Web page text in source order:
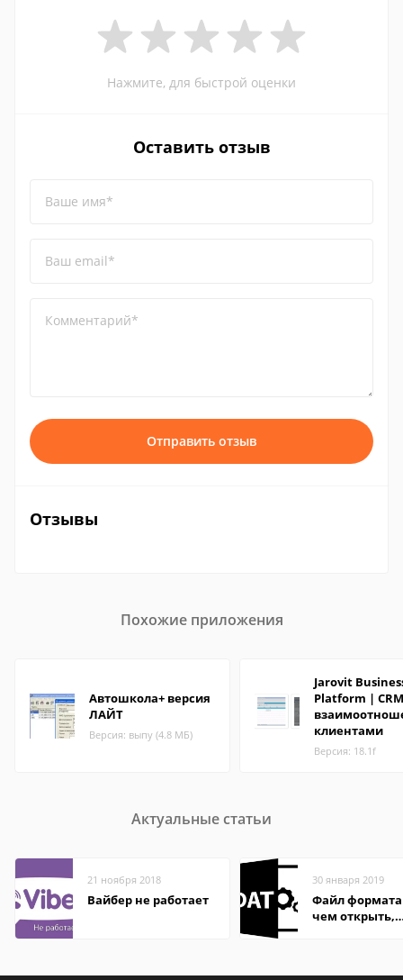
Нажмите, для быстрой оценки
Оставить отзыв
Ваше имя*
Ваш email*
Комментарий*
Отправить отзыв
Отзывы
Похожие приложения
Автошкола+ версия
ЛАЙТ
Версия: выпу (4.8 МБ)
Jarovit
Platform |
клиентами
Версия: 18.1f
Актуальные статьи
21 ноября 2018
Вайбер не работает
30 января 2019
Файл формата
чем открыть,